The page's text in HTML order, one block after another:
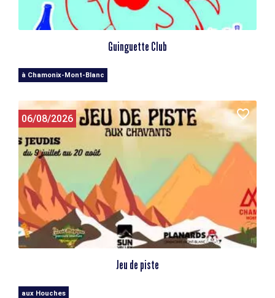
Guinguette Club
à Chamonix-Mont-Blanc
06/08/2026
Jeu de piste
aux Houches